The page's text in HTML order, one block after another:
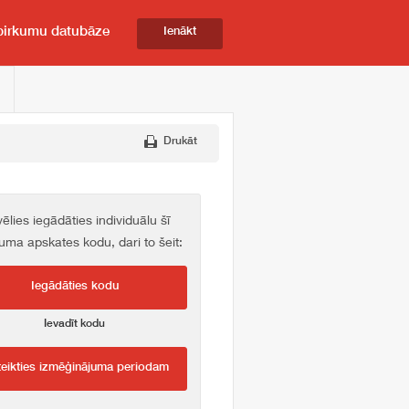
datubāze Ienākt
Drukāt
iegādāties individuālu šī
apskates kodu, dari to šeit:
Iegādāties kodu
Ievadīt kodu
izmēģinājuma periodam